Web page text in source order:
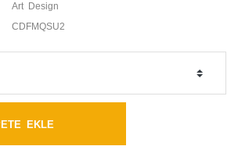
Art Design
CDFMQSU2
EKLE